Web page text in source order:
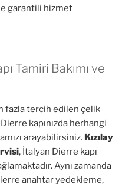
garantili hizmet
Tamiri Bakımı ve
fazla tercih edilen çelik
kapınızda herhangi
arayabilirsiniz. Kızılay
, İtalyan Dierre kapı
Aynı zamanda
anahtar yedekleme,